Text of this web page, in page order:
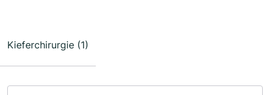
Kieferchirurgie (1)